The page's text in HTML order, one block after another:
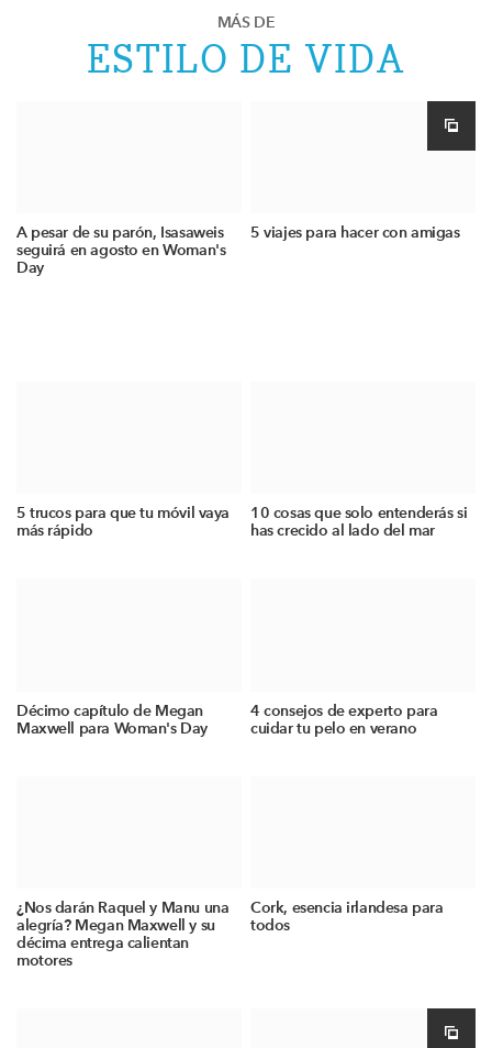
MÁS DE
ESTILO DE VIDA
A pesar de su parón, Isasaweis
seguirá en agosto en Woman's
Day
5 viajes para hacer con amigas
5 trucos para que tu móvil vaya
más rápido
10 cosas que solo entenderás si
has crecido al lado del mar
Décimo capítulo de Megan
Maxwell para Woman's Day
4 consejos de experto para
cuidar tu pelo en verano
¿Nos darán Raquel y Manu una
alegría? Megan Maxwell y su
décima entrega calientan
motores
Cork, esencia irlandesa para
todos